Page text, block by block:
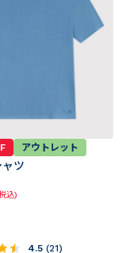
アウトレット
ツ
込)
4.5 (21)